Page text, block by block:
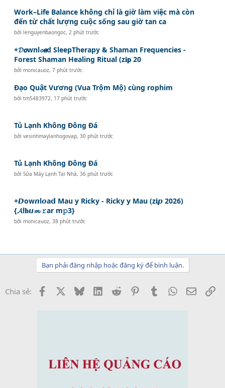
Work–Life Balance không chỉ là giờ làm việc mà còn
đến từ chất lượng cuộc sống sau giờ tan ca
bởilenguyenbaongoc, 2 phút trước
+𝓓𝙤wnl𝓸𝙖d SleepTherapy & Shaman Frequencies -
Forest Shaman Healing Ritual (z𝐢𝗽 20
bởimonicauoz,7 phút trước
Đạo Quật Vương (Vua Trộm Mộ) cùng rophim
bởitm5483972, 17 phút trước
Tủ Lạnh Không Đông Đá
bởivesinhmaylanhogovap,30 phút trước
Tủ Lạnh Không Đông Đá
bởiSửa Máy Lạnh Tại Nhà,36 phút trước
+𝘿ow𝙣l𝙤a𝗱 Mau y Ricky - Ricky y Mau (z𝐢𝙥 2026)
{𝓐l𝐛𝙪𝓶 𝚛ar m𝚙3}
bởimonicauoz,38 phút trước
Bạn phải đăng nhập hoặc đăng ký để bình luận.
Chia sẻ: Facebook BlueskyLinkedInReddit PinterestTumblrWhatsApp
Email